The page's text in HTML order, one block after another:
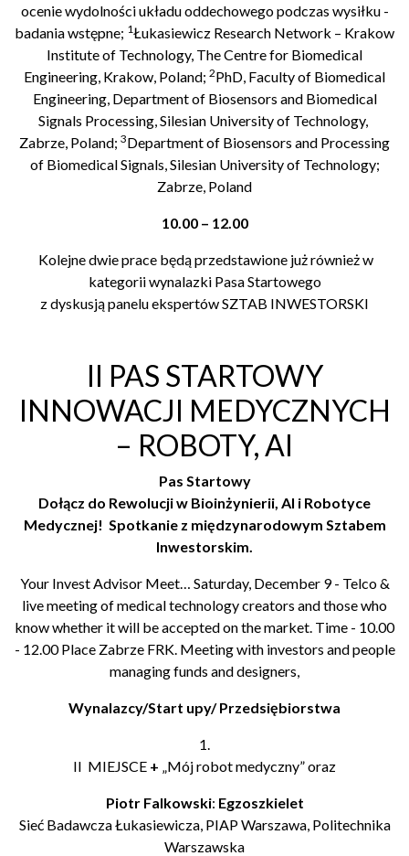
ocenie wydolności układu oddechowego podczas wysiłku -
badania wstępne; 1Łukasiewicz Research Network – Krakow
Institute of Technology, The Centre for Biomedical
Engineering, Krakow, Poland; 2PhD, Faculty of Biomedical
Engineering, Department of Biosensors and Biomedical
Signals Processing, Silesian University of Technology,
Zabrze, Poland; 3Department of Biosensors and Processing
of Biomedical Signals, Silesian University of Technology;
Zabrze, Poland
10.00 – 12.00
Kolejne dwie prace będą przedstawione już również w
kategorii wynalazki Pasa Startowego
z dyskusją panelu ekspertów SZTAB INWESTORSKI
II PAS STARTOWY
INNOWACJI MEDYCZNYCH
– ROBOTY, AI
Pas Startowy
Dołącz do Rewolucji w Bioinżynierii, AI i Robotyce
Medycznej! Spotkanie z międzynarodowym Sztabem
Inwestorskim.
Your Invest Advisor Meet… Saturday, December 9 - Telco &
live meeting of medical technology creators and those who
know whether it will be accepted on the market. Time - 10.00
- 12.00 Place Zabrze FRK. Meeting with investors and people
managing funds and designers,
Wynalazcy/Start upy/ Przedsiębiorstwa
1.
II MIEJSCE + „Mój robot medyczny” oraz
Piotr Falkowski: Egzoszkielet
Sieć Badawcza Łukasiewicza, PIAP Warszawa, Politechnika
Warszawska